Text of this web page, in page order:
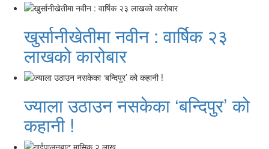
खुर्सानीखेतीमा नवीन : वार्षिक २३
लाखको कारोबार
ज्याला उठाउन नसकेका ‘बन्दिपुर’ को
कहानी !